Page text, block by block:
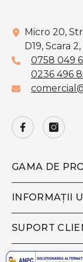
Micro 20,
D19, Scara
0758 049
0236 496
GAMA DE
INFORMAȚII
SUPORT